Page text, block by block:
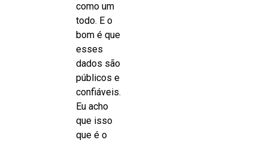
como um
todo. E o
bom é que
esses
dados são
públicos e
confiáveis.
Eu acho
que isso
que é o